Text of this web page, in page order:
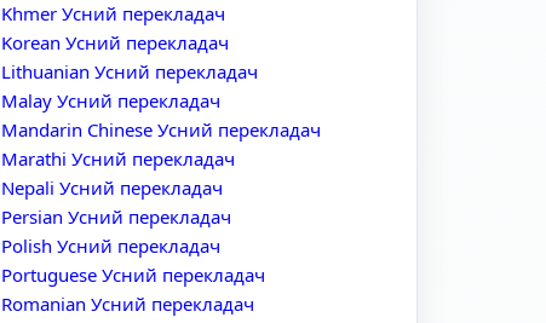
Khmer Усний перекладач
Korean Усний перекладач
Lithuanian Усний перекладач
Malay Усний перекладач
Mandarin Chinese Усний перекладач
Marathi Усний перекладач
Nepali Усний перекладач
Persian Усний перекладач
Polish Усний перекладач
Portuguese Усний перекладач
Romanian Усний перекладач